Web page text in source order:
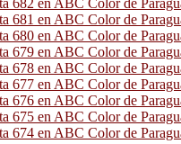
682 en ABC Color de
681 en ABC Color de
680 en ABC Color de
679 en ABC Color de
678 en ABC Color de
677 en ABC Color de
676 en ABC Color de
675 en ABC Color de
674 en ABC Color de